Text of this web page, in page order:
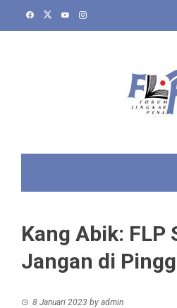
Kang Abik: FLP
Jangan di
8 Januari 2023 by admin